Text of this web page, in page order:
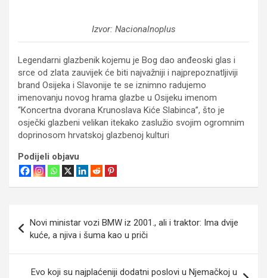
Izvor: Nacionalnoplus
Legendarni glazbenik kojemu je Bog dao anđeoski glas i
srce od zlata zauvijek će biti najvažniji i najprepoznatljiviji
brand Osijeka i Slavonije te se iznimno radujemo
imenovanju novog hrama glazbe u Osijeku imenom
“Koncertna dvorana Krunoslava Kiće Slabinca”, što je
osječki glazbeni velikan itekako zaslužio svojim ogromnim
doprinosom hrvatskoj glazbenoj kulturi
Podijeli objavu
objava
Novi ministar vozi BMW iz 2001., ali i traktor: Ima dvije
kuće, a njiva i šuma kao u priči
Evo koji su najplaćeniji dodatni poslovi u Njemačkoj u